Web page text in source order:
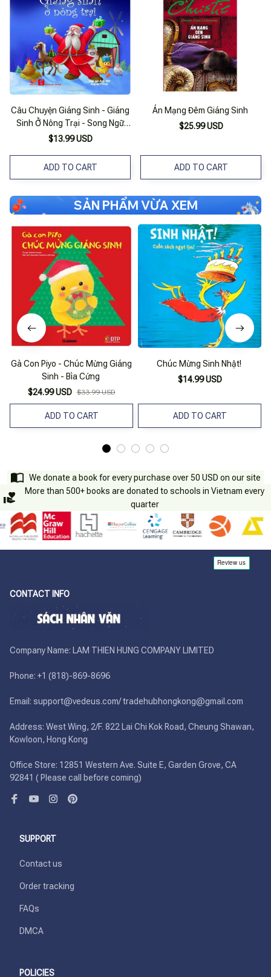
Câu Chuyện Giáng Sinh - Giáng
Sinh Ở Nông Trại - Song Ngữ
Anh - Việt
$13.99 USD
ADD TO CART
Án Mạng Đêm Giáng Sinh
$25.99 USD
ADD TO CART
SẢN PHẨM VỪA XEM
Gà Con Piyo - Chúc Mừng Giáng
Sinh - Bìa Cứng
$24.99 USD $33.99 USD
ADD TO CART
Chúc Mừng Sinh Nhật!
$14.99 USD
ADD TO CART
We donate a book for every purchase over 50 USD on our site
More than 500+ books are donated to schools in Vietnam every
quarter
CONTACT INFO
Company Name: LAM THIEN HUNG COMPANY LIMITED
Phone: +1 (818)-869-8696
Email: support@vedeus.com/ tradehubhongkong@gmail.com
Address: West Wing, 2/F. 822 Lai Chi Kok Road, Cheung Shawan,
Kowloon, Hong Kong
Office Store: 12851 Western Ave. Suite E, Garden Grove, CA
92841 ( Please call before coming)
SUPPORT
Contact us
Order tracking
FAQs
DMCA
POLICIES